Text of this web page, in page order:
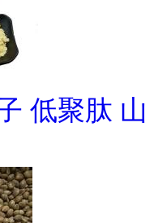
低聚肽 山